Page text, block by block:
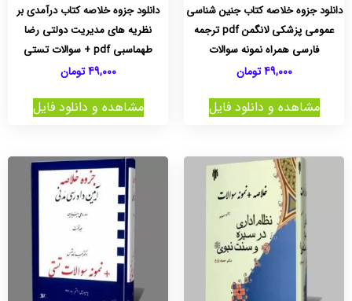
دانلود جزوه خلاصه کتاب جنین شناسی
عمومی پزشکی لانگمن pdf ترجمه
فارسی همراه نمونه سوالات
49,000 تومان
مشاهده و دانلود فایل
دانلود جزوه خلاصه کتاب درآمدی بر
نظریه های مدیریت دولتی رضا
طهماسبی pdf + سوالات تستی
49,000 تومان
مشاهده و دانلود فایل